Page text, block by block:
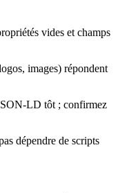
vides et champs
images) répondent
LD tôt ; confirmez
dépendre de scripts